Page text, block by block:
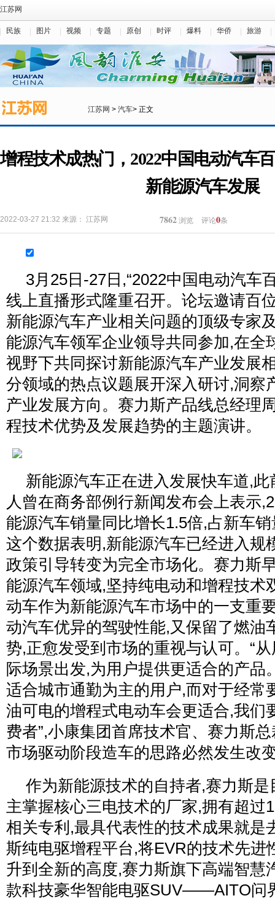
江苏网
民族 图片 视频 专题 原创 时评 爆料 华侨 旅游
江苏网 > 汽车> 正文
增程技术成热门，2022中国电动汽车
新能源汽车发展
2022-03-27 21:32 来源： 江苏网 7862 浏览 评论0条
3月25日-27日,“2022中国电动汽车
线上直播形式隆重召开。论坛邀请百
新能源汽车产业相关问题的顶级专家
能源汽车领军企业领导共同参加,在全
视野下共同探讨新能源汽车产业发展
分领域的热点议题展开深入研讨,洞察
产业发展方向。赛力斯产品线总经理
程技术优势及发展趋势的主题演讲。
新能源汽车正在进入发展快车道,
人曾在商务部例行新闻发布会上表示
能源汽车销量同比增长1.5倍,占新车
这个数据表明,新能源汽车已经进入规
政策引导转变为完全市场化。赛力斯
能源汽车领域,坚持纯电动和增程技术
动车作为新能源汽车市场中的一支重
动汽车优异的驾驶性能,又保留了燃油
势,正愈发受到市场的重视与认可。“
际场景出发,为用户提供更适合的产品
适合城市通勤为主的用户,而对于经常
油可电的增程式电动车会更适合,我们
费者”,小康集团首席技术官、赛力斯
市场驱动阶段造车的思路必然发生改
作为新能源技术的自持者,赛力斯
主掌握核心三电技术的厂家,拥有超过
相关专利,最具代表性的技术成果就是
斯纯电驱增程平台,将EVR的技术先进
升到全新的高度,赛力斯旗下高端智慧
款科技豪华智能电驱SUV——AITO问